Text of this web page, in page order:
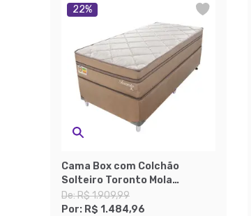
22%
Cama Box com Colchão
Solteiro Toronto Mola
Ensacada (70x108x198)
Dourado e Bege
De:R$ 1.909,99
Por: R$ 1.484,96